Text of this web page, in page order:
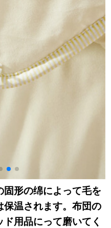
形の绵によって毛を
保温されます。布団の
用品にって磨いてく